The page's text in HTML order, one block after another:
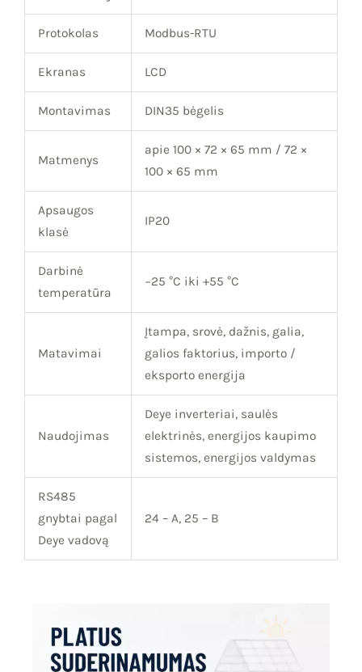
Protokolas Modbus-RTU
Ekranas LCD
Montavimas DIN35 bėgelis
Matmenys
apie 100 × 72 × 65 mm / 72 ×
100 × 65 mm
Apsaugos
klasė
IP20
Darbinė
temperatūra
−25 °C iki +55 °C
Matavimai
Įtampa, srovė, dažnis, galia,
galios faktorius, importo /
eksporto energija
Naudojimas
Deye inverteriai, saulės
elektrinės, energijos kaupimo
sistemos, energijos valdymas
RS485
gnybtai pagal
Deye vadovą
24 – A, 25 – B